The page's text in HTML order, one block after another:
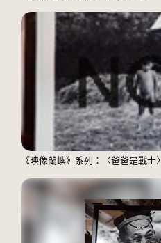
《映像蘭嶼》系列：〈爸爸是戰士〉